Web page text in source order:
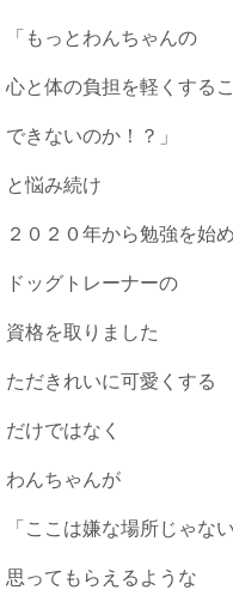
「もっとわんちゃんの
心と体の負担を軽くする
できないのか！？」
と悩み続け
２０２０年から勉強を始め
ドッグトレーナーの
資格を取りました
ただきれいに可愛くする
だけではなく
わんちゃんが
「ここは嫌な場所じゃな
思ってもらえるような